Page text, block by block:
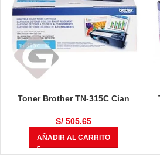
Toner Brother TN-315C Cian
S/505.65
AÑADIR AL CARRITO